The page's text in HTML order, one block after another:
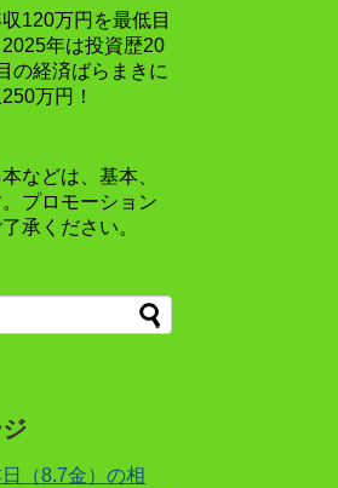
120万円を最低目
年は投資歴20
の経済ばらまきに
万円！
などは、基本、
プロモーション
承ください。
（8.7金）の相